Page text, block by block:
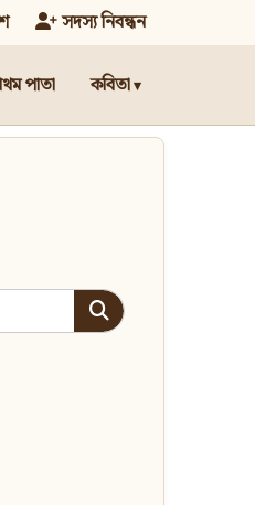
সদস্য নিবন্ধন
পাতা কবিতা